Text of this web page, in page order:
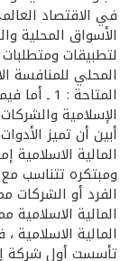
تركيا
مصر
المملكة
مملكة
في الاقتصاد
المحلي للمنافسة
المتاحة :
الإسلامية
أبين أن تميز
المالية
ومبتكره تتناسب
الفرد أو الشركات
المالية
المالية الاسلامية